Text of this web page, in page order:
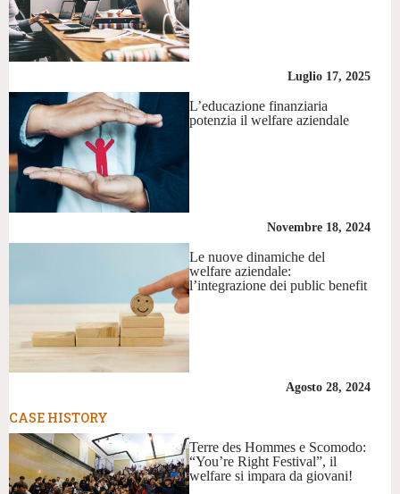
Luglio 17, 2025
L’educazione finanziaria
potenzia il welfare aziendale
Novembre 18, 2024
Le nuove dinamiche del
welfare aziendale:
l’integrazione dei public benefit
Agosto 28, 2024
CASE HISTORY
Terre des Hommes e Scomodo:
“You’re Right Festival”, il
welfare si impara da giovani!